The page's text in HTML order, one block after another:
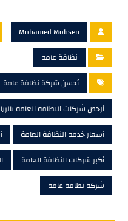
Mohamed Mohsen
نظافة عامه
أحسن شركة نظافة عامة
أرخص شركات النظافة العامة
أسعار خدمه النظافة العامة
أكبر شركات النظافة العامة
شركة نظافة عامة